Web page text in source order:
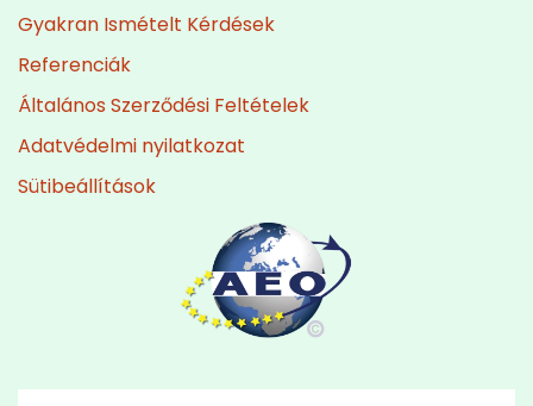
Gyakran Ismételt Kérdések
Referenciák
Általános Szerződési Feltételek
Adatvédelmi nyilatkozat
Sütibeállítások